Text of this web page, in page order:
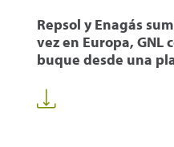
Repsol y Enagás
vez en Europa, GNL
buque desde una